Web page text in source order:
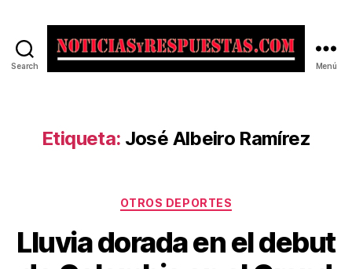
Search Menú
Etiqueta: José Albeiro Ramírez
Categorías
OTROS DEPORTES
Lluvia dorada en el debut